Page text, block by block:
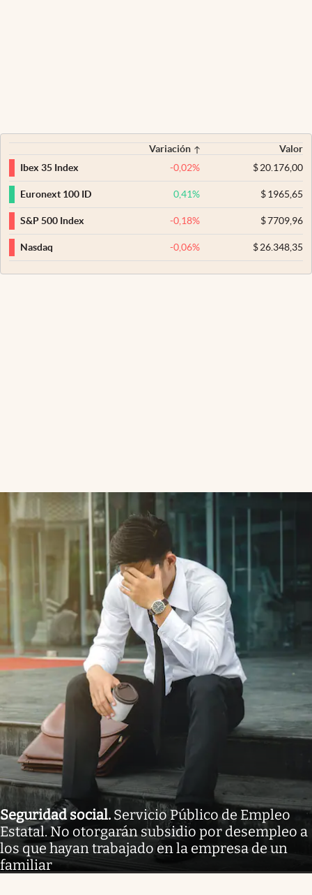
Variación
Valor
Ibex 35 Index
-0,02% $20.176,00
Euronext 100 ID 0,41% $1965,65
S&P 500 Index -0,18% $7709,96
Nasdaq -0,06% $26.348,35
Seguridad social. Servicio Público de Empleo
Estatal. No otorgarán subsidio por desempleo a
los que hayan trabajado en la empresa de un
familiar